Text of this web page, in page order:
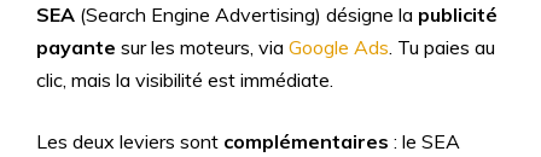
SEA (Search Engine Advertising) désigne la publicité
payante sur les moteurs, via Google Ads . Tu paies au
clic, mais la visibilité est immédiate.
Les deux leviers sont complémentaires : le SEA